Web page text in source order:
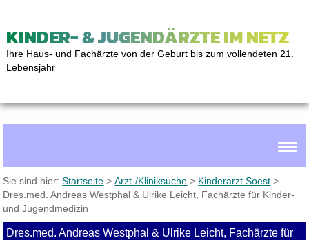
KINDER- & JUGENDÄRZTE IM NETZ
Ihre Haus- und Fachärzte von der Geburt bis zum vollendeten 21.
Lebensjahr
Sie sind hier:Startseite >Arzt-/Kliniksuche > Kinderarzt Soest >
Dres.med. Andreas Westphal & Ulrike Leicht, Fachärzte für Kinder-
und Jugendmedizin
Dres.med. Andreas Westphal & Ulrike Leicht, Fachärzte für